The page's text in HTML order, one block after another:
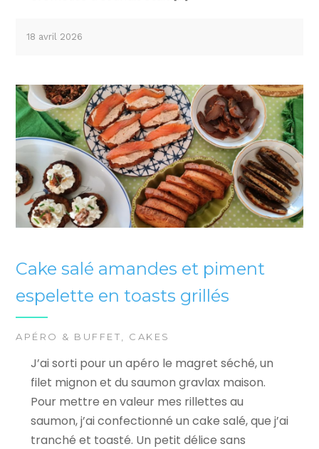
18 avril 2026
Cake salé amandes et piment
espelette en toasts grillés
APÉRO & BUFFET CAKES
J’ai sorti pour un apéro le magret séché, un
filet mignon et du saumon gravlax maison.
Pour mettre en valeur mes rillettes au
saumon, j’ai confectionné un cake salé, que j’ai
tranché et toasté. Un petit délice sans